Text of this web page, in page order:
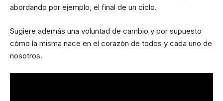
abordando por ejemplo, el final de un ciclo.
Sugiere además una voluntad de cambio y por supuesto
cómo la misma nace en el corazón de todos y cada uno de
nosotros.